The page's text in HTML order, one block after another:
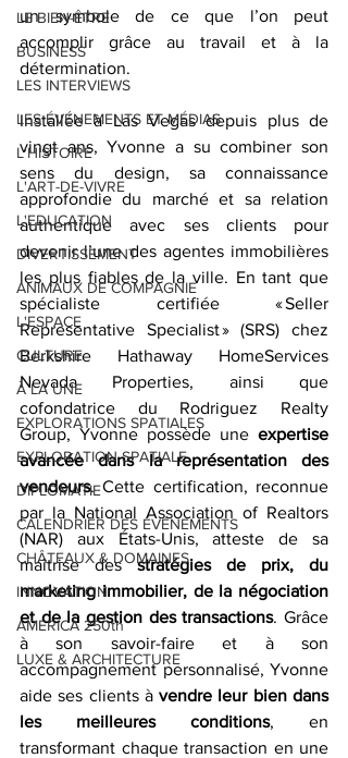
LE BIEN-ÊTRE
BUSINESS
LES INTERVIEWS
LES ÉVÉNEMENTS ET MÉDIAS
L'HISTOIRE
L'ART-DE-VIVRE
L'EDUCATION
DIVERTISSEMENT
ANIMAUX DE COMPAGNIE
L'ESPACE
CULTURE
À LA UNE
EXPLORATIONS SPATIALES
EXPLORATION SPATIALE
DIPLOMATIE
CALENDRIER DES ÉVÉNEMENTS
CHÂTEAUX & DOMAINES
INNOVATION
AMERICA 250th
LUXE & ARCHITECTURE
un symbole de ce que l’on peut
accomplir grâce au travail et à la
détermination.
Installée à Las Vegas depuis plus de
vingt ans, Yvonne a su combiner son
sens du design, sa connaissance
approfondie du marché et sa relation
authentique avec ses clients pour
devenir l’une des agentes immobilières
les plus fiables de la ville. En tant que
spécialiste certifiée « Seller
Representative Specialist » (SRS) chez
Berkshire Hathaway HomeServices
Nevada Properties, ainsi que
cofondatrice du Rodriguez Realty
Group, Yvonne possède une expertise
avancée dans la représentation des
vendeurs. Cette certification, reconnue
par la National Association of Realtors
(NAR) aux États-Unis, atteste de sa
maîtrise des stratégies de prix, du
marketing immobilier, de la négociation
et de la gestion des transactions. Grâce
à son savoir-faire et à son
accompagnement personnalisé, Yvonne
aide ses clients à vendre leur bien dans
les meilleures conditions, en
transformant chaque transaction en une